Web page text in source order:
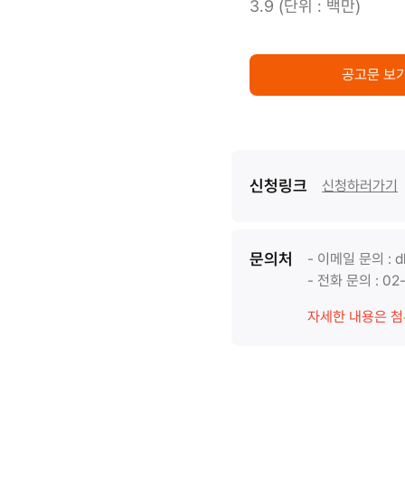
3.9 (단위 : 백만)
공고문 보
신청링크 신청하러가기
문의처
- 이메일 문의 :
- 전화 문의 :
자세한 내용은